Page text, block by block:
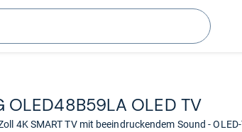
Suchen
OLED48B59LA OLED TV
4K SMART TV mit beeindruckendem Sound -